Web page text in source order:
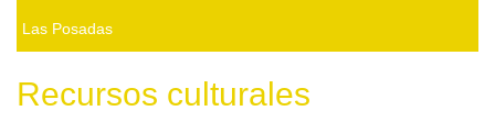
Las Posadas
Recursos culturales